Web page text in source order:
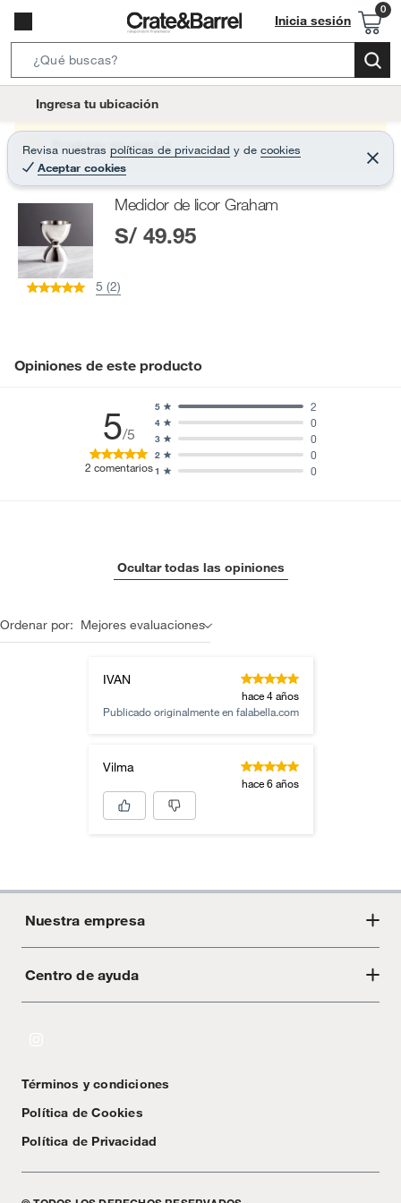
Inicia sesión
e
r
c
B
t
n
Ingresa tu ubicación
Revisa nuestras políticas de privacidad y de cookies
Aceptar cookies
C
e
r
Producto sin stock :(
Medidor de licor Graham
S/ 49.95
5 (2)
Opiniones de este producto
5/5
2 comentarios1 0
2 0
3 0
4 0
5 2
Ocultar todas las opiniones
Ordenar por: Mejores evaluaciones
IVAN
hace 4 años
Publicado originalmente en falabella.com
Vilma
hace 6 años
Nuestra empresa
Acerca de Crate
Centro de ayuda
Textos Legales
Términos y condiciones
Política de Cookies
Política de Privacidad